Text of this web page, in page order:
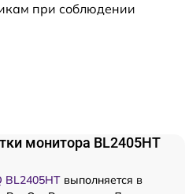
при соблюдении
монитора BL2405HT
BL2405HT выполняется в